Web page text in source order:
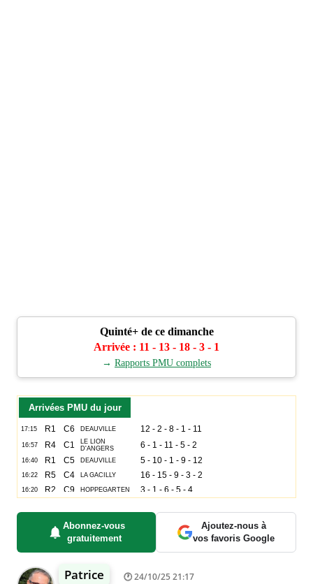
Quinté+ de ce dimanche
Arrivée : 11 - 13 - 18 - 3 - 1
→ Rapports PMU complets
Arrivées PMU du jour
Abonnez-vous
gratuitement
Ajoutez-nous à
vos favoris Google
Patrice 24/10/25 21:17